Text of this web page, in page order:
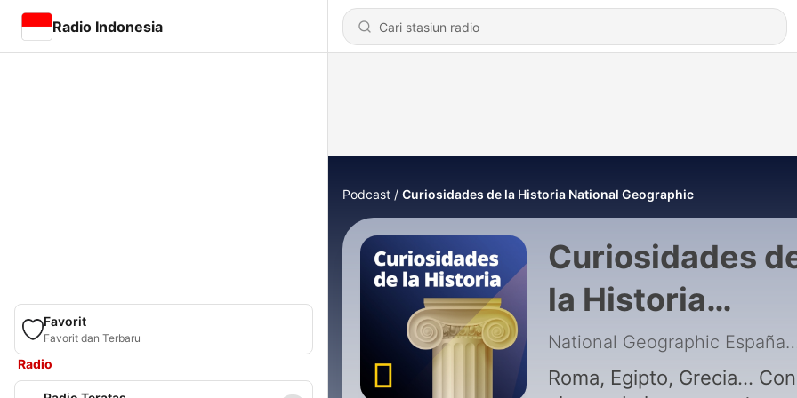
Radio Indonesia
Favorit
Favorit dan Terbaru
Radio
Podcast Curiosidades de la Historia National Geographic
Curiosidades
la Historia
National
Geographic
National
Roma, Egipto, Grecia...